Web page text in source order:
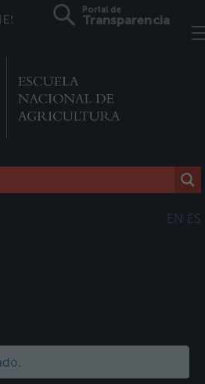
Portal de
Transparencia
EN ES